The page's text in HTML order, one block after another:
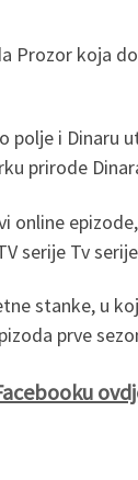
Prozor koja
i Dinaru
prirode
serije Tv
stanke, u
prve